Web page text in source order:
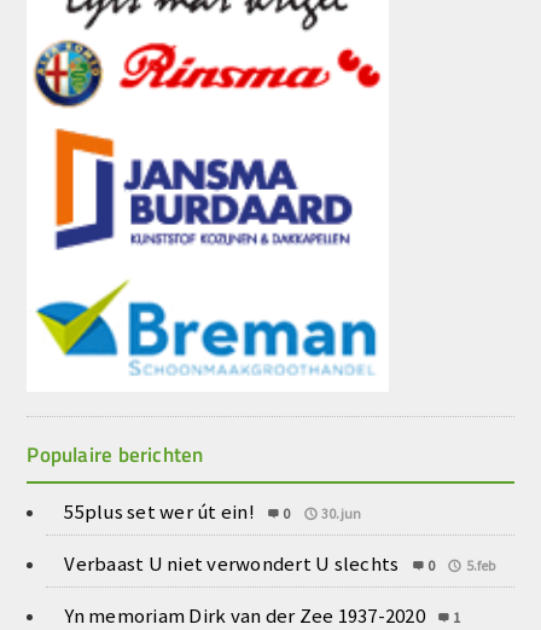
Populaire berichten
55plus set wer út ein! 0 30.jun
Verbaast U niet verwondert U slechts 0 5.feb
Yn memoriam Dirk van der Zee 1937-2020
1